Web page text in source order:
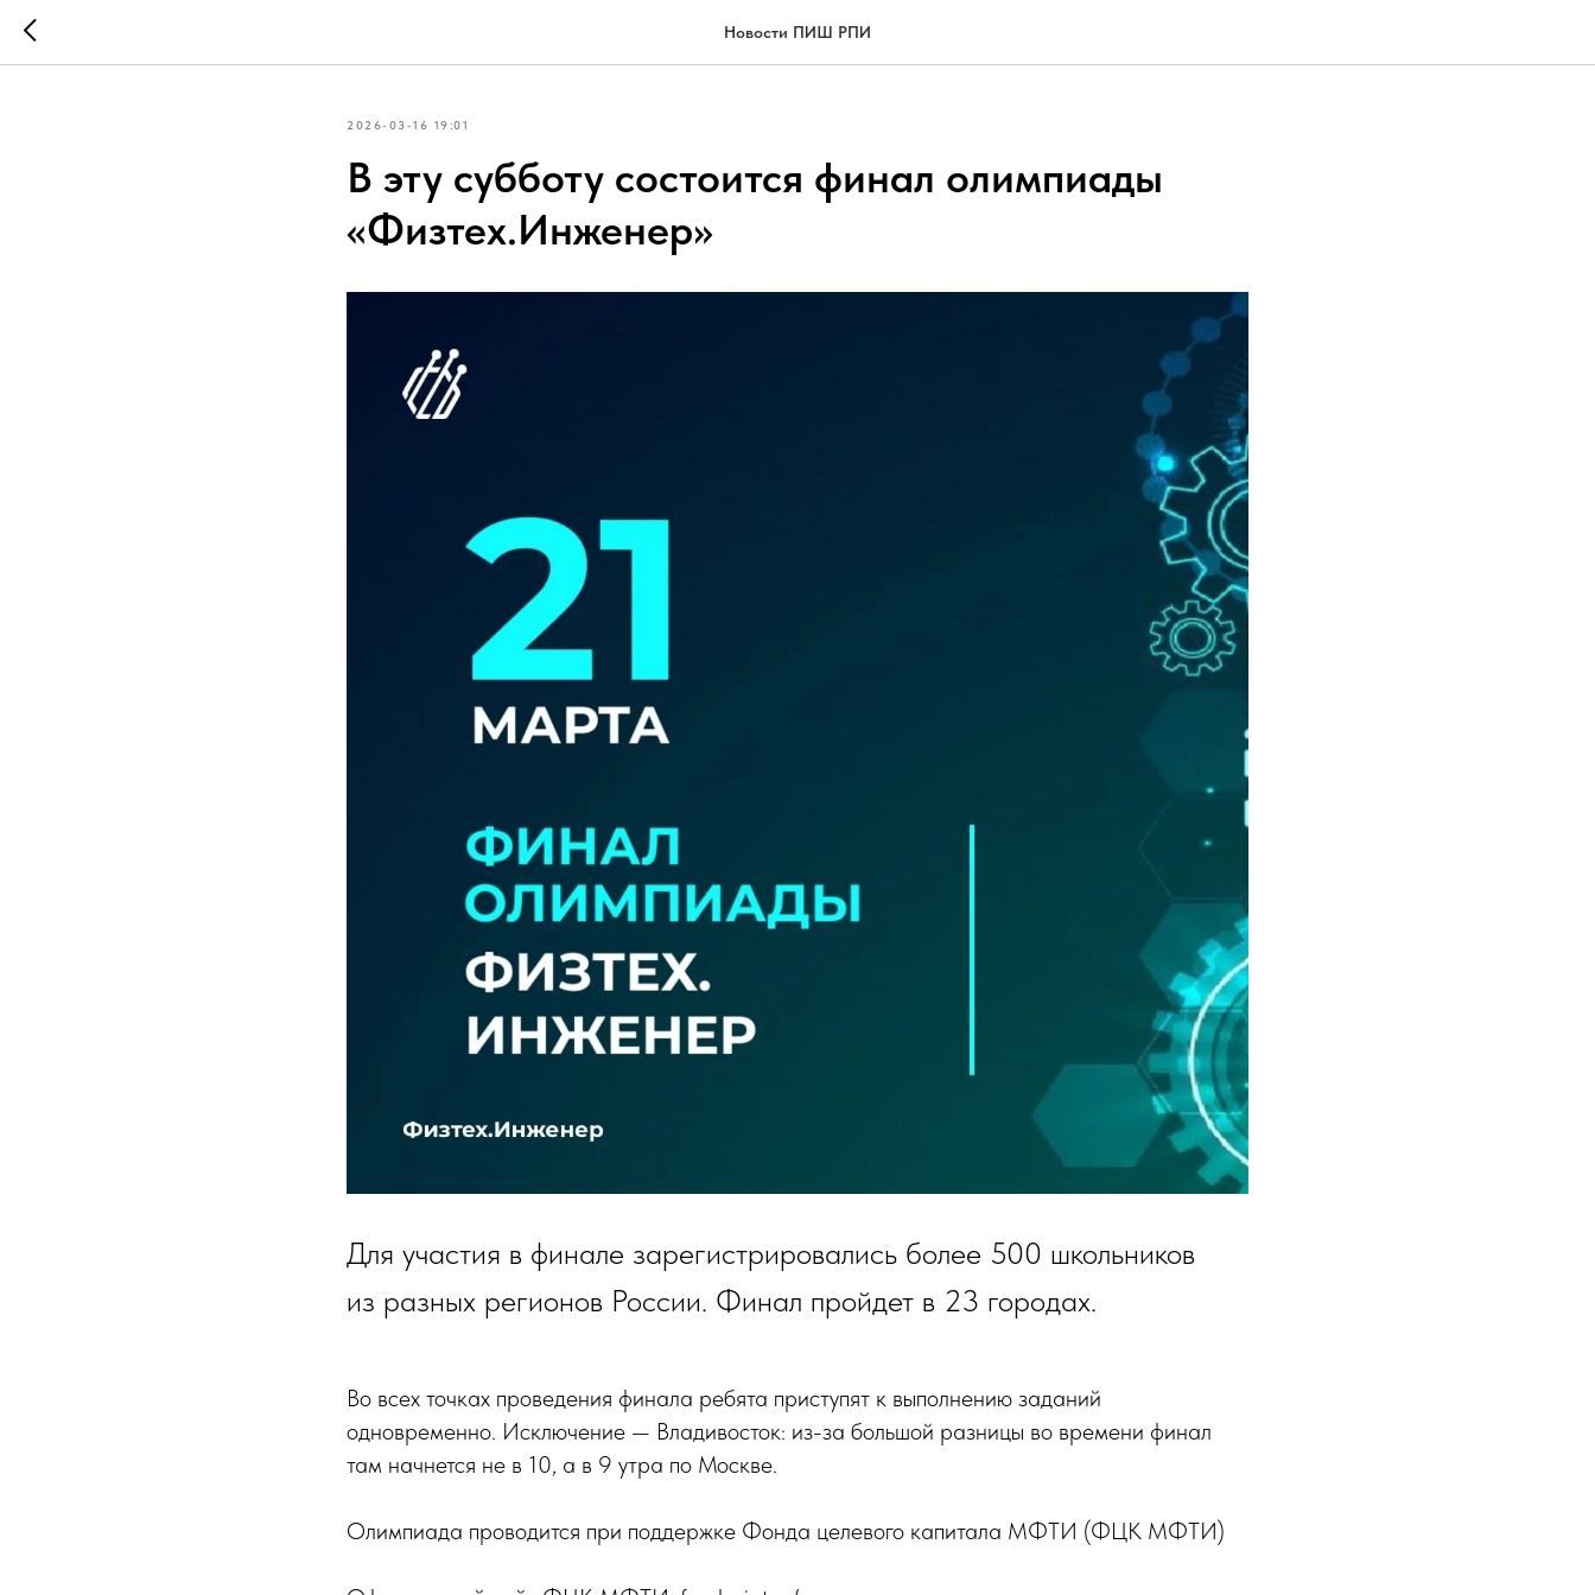
Новости ПИШ РПИ
2026-03-16 19:01
В эту субботу состоится финал олимпиады
«Физтех.Инженер»
Для участия в финале зарегистрировались более 500 школьников
из разных регионов России. Финал пройдет в 23 городах.
Во всех точках проведения финала ребята приступят к выполнению заданий
одновременно. Исключение — Владивосток: из-за большой разницы во времени финал
там начнется не в 10, а в 9 утра по Москве.
Олимпиада проводится при поддержке Фонда целевого капитала МФТИ (ФЦК МФТИ)